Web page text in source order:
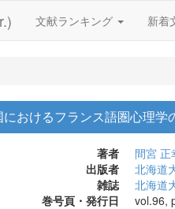
文献ランキング 新着
におけるフランス語圏心理
著者
間宮 正
出版者
北海道
雑誌
北海道
巻号頁・発行日
vol.96,